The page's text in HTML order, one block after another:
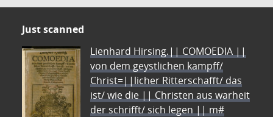
Just scanned
Lienhard Hirsing.|| COMOEDIA ||
von dem geystlichen kampff/
Christ=||licher Ritterschafft/ das
ist/ wie die || Christen aus warheit
der schrifft/ sich legen || m#